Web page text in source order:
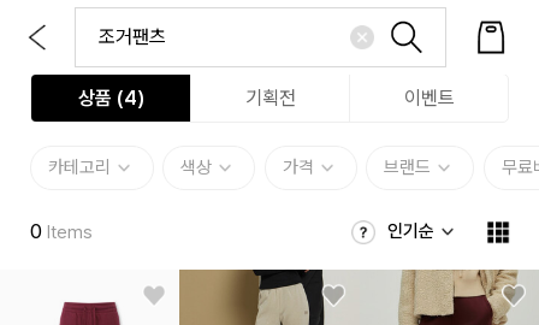
상품 (4) 기획전 이벤트
카테고리 색상 가격 브랜드 무료
0 Items 인기순